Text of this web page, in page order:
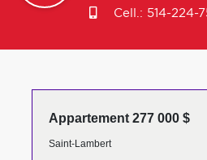
Cell.: 514-224-
Appartement 277 000 $
Saint-Lambert